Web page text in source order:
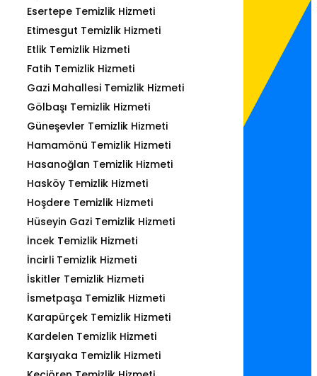
Esertepe Temizlik Hizmeti
Etimesgut Temizlik Hizmeti
Etlik Temizlik Hizmeti
Fatih Temizlik Hizmeti
Gazi Mahallesi Temizlik Hizmeti
Gölbaşı Temizlik Hizmeti
Güneşevler Temizlik Hizmeti
Hamamönü Temizlik Hizmeti
Hasanoğlan Temizlik Hizmeti
Hasköy Temizlik Hizmeti
Hoşdere Temizlik Hizmeti
Hüseyin Gazi Temizlik Hizmeti
İncek Temizlik Hizmeti
İncirli Temizlik Hizmeti
İskitler Temizlik Hizmeti
İsmetpaşa Temizlik Hizmeti
Karapürçek Temizlik Hizmeti
Kardelen Temizlik Hizmeti
Karşıyaka Temizlik Hizmeti